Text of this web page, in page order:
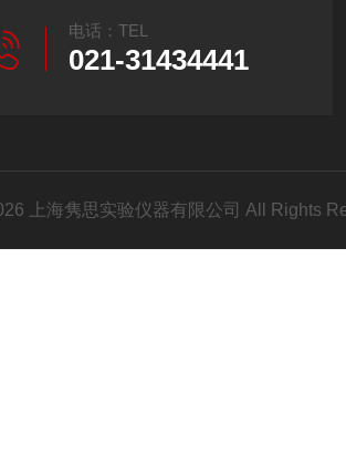
电话：TEL
021-31434441
上海隽思实验仪器有限公司 All Rights